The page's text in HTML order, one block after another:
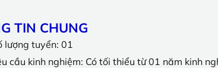
TIN CHUNG
lượng tuyển: 01
cầu kinh nghiệm: Có tối thiểu từ 01 năm kinh